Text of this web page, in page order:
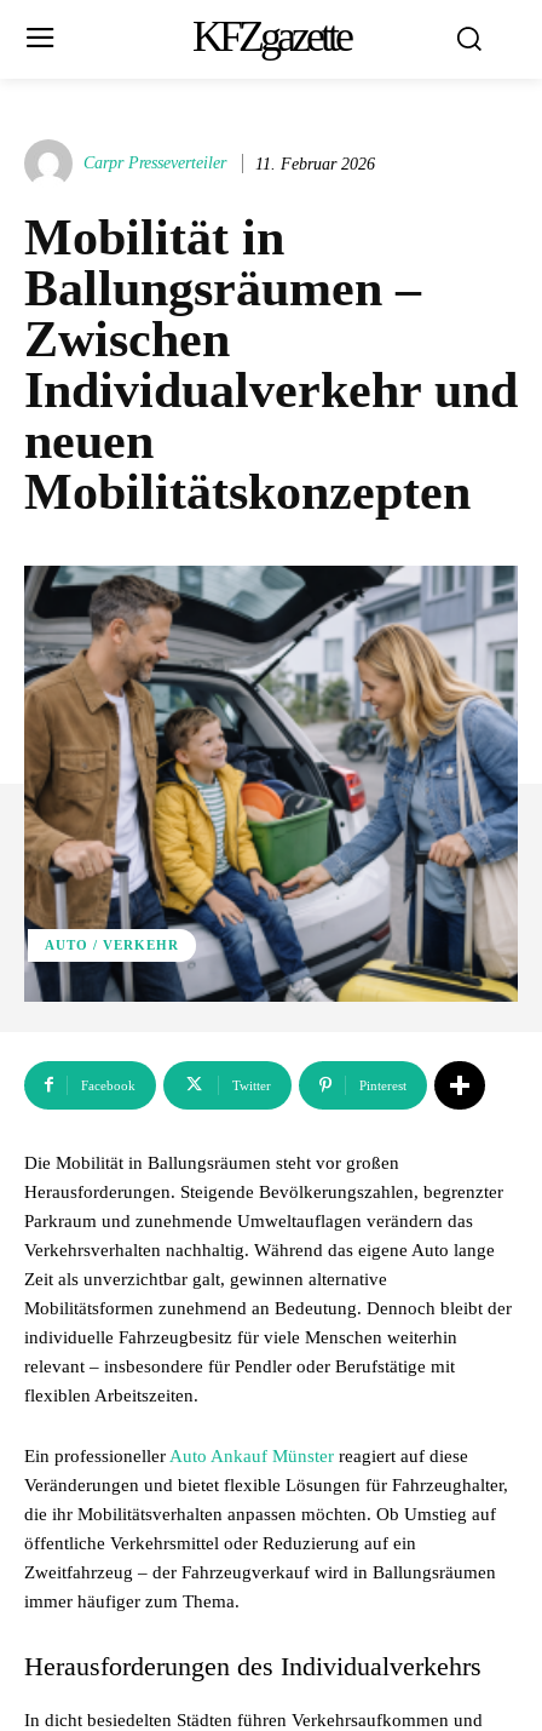
KFZgazette
Carpr Presseverteiler 11. Februar 2026
Mobilität in
Ballungsräumen –
Zwischen
Individualverkehr und
neuen
Mobilitätskonzepten
AUTO / VERKEHR
Facebook Twitter Pinterest
Die Mobilität in Ballungsräumen steht vor großen
Herausforderungen. Steigende Bevölkerungszahlen, begrenzter
Parkraum und zunehmende Umweltauflagen verändern das
Verkehrsverhalten nachhaltig. Während das eigene Auto lange
Zeit als unverzichtbar galt, gewinnen alternative
Mobilitätsformen zunehmend an Bedeutung. Dennoch bleibt der
individuelle Fahrzeugbesitz für viele Menschen weiterhin
relevant – insbesondere für Pendler oder Berufstätige mit
flexiblen Arbeitszeiten.
Ein professioneller Auto Ankauf Münster reagiert auf diese
Veränderungen und bietet flexible Lösungen für Fahrzeughalter,
die ihr Mobilitätsverhalten anpassen möchten. Ob Umstieg auf
öffentliche Verkehrsmittel oder Reduzierung auf ein
Zweitfahrzeug – der Fahrzeugverkauf wird in Ballungsräumen
immer häufiger zum Thema.
Herausforderungen des Individualverkehrs
In dicht besiedelten Städten führen Verkehrsaufkommen und